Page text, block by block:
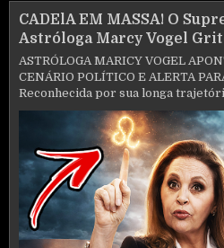
CADElA EM MASSA! O
Astróloga Marcy Vogel
ASTRÓLOGA MARICY VOGEL
CENÁRIO POLÍTICO E ALERTA
Reconhecida por sua longa